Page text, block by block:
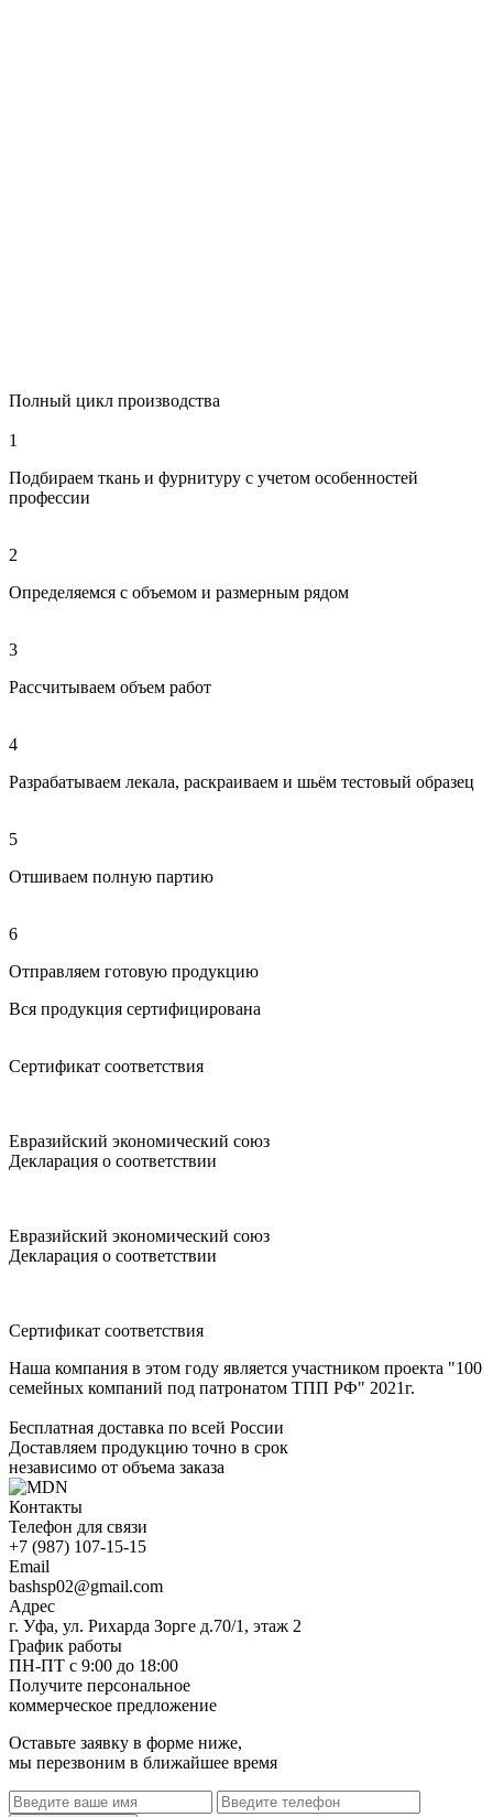
Полный цикл производства
1
Подбираем ткань и фурнитуру с учетом особенностей
профессии
2
Определяемся с объемом и размерным рядом
3
Рассчитываем объем работ
4
Разрабатываем лекала, раскраиваем и шьём тестовый образец
5
Отшиваем полную партию
6
Отправляем готовую продукцию
Вся продукция сертифицирована
Сертификат соответствия
Евразийский экономический союз
Декларация о соответствии
Евразийский экономический союз
Декларация о соответствии
Сертификат соответствия
Наша компания в этом году является участником проекта "100
семейных компаний под патронатом ТПП РФ" 2021г.
Бесплатная доставка по всей России
Доставляем продукцию точно в срок
независимо от объема заказа
Контакты
Телефон для связи
+7 (987) 107-15-15
Email
bashsp02@gmail.com
Адрес
г. Уфа, ул. Рихарда Зорге д.70/1, этаж 2
График работы
ПН-ПТ с 9:00 до 18:00
Получите персональное
коммерческое предложение
Оставьте заявку в форме ниже,
мы перезвоним в ближайшее время